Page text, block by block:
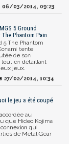
06/03/2014, 09:23
5 Ground
Phantom Pain
5 The Phantom
tente
de son
tout en détaillant
jeux.
8 27/02/2014, 10:34
le jeu a été coupé
au
que Hideo Kojima
qui
de Metal Gear